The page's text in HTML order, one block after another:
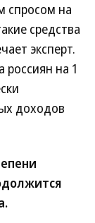
спросом на
средства
эксперт.
на 1
доходов